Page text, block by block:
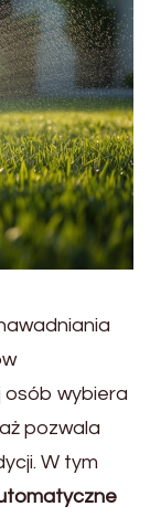
wybiera
pozwala
W tym